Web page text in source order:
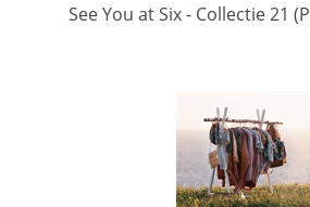
See You at Six - Collectie 21